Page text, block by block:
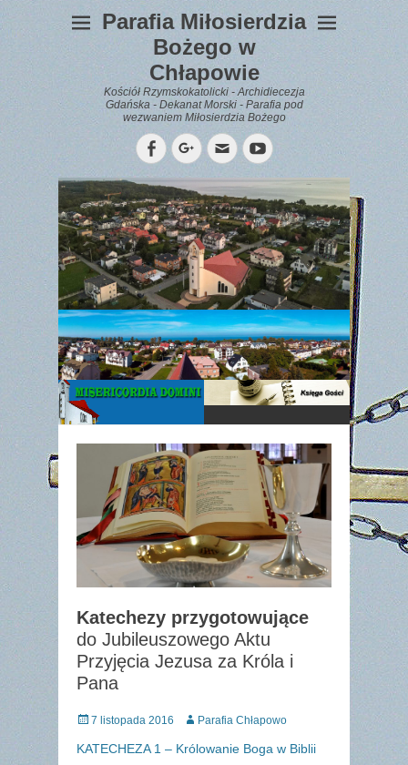
Parafia Miłosierdzia
Bożego w
Chłapowie
Kościół Rzymskokatolicki - Archidiecezja
Gdańska - Dekanat Morski - Parafia pod
wezwaniem Miłosierdzia Bożego
FacebookGoogleplus
EmailYouTube
WYPOCZYNEK
Gazetka
Parafialna
Katechezy przygotowujące
do Jubileuszowego Aktu
Przyjęcia Jezusa za Króla i
Pana
Posted
7 listopada 2016 Author
Parafia Chłapowo
KATECHEZA 1 – Królowanie Boga w Biblii